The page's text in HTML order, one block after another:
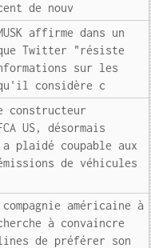
de nouv
affirme dans un
Twitter "résiste
sur les
considère c
US, désormais
coupable aux
de véhicules
américaine à
à convaincre
de préférer son